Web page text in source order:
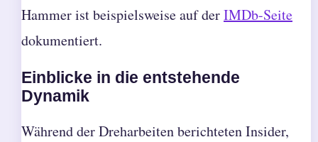
Hammer ist beispielsweise auf derIMDb-Seite
dokumentiert.
Einblicke in die entstehende
Dynamik
Während der Dreharbeiten berichteten Insider,